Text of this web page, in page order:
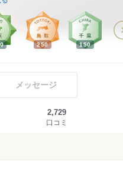
250 150
メッセージ
2,729
口コミ